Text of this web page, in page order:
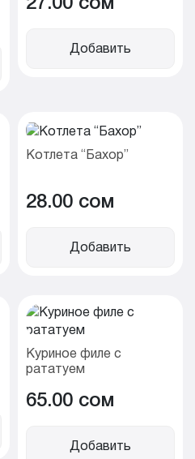
Добавить
Котлета “Бахор”
28.00 cом
Добавить
Куриное филе с
рататуем
65.00 cом
Добавить